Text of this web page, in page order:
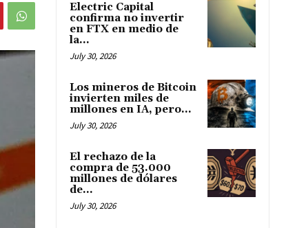
Electric Capital
confirma no invertir
en FTX en medio de
la...
July 30, 2026
Los mineros de Bitcoin
invierten miles de
millones en IA, pero...
July 30, 2026
El rechazo de la
compra de 53.000
millones de dólares
de...
July 30, 2026